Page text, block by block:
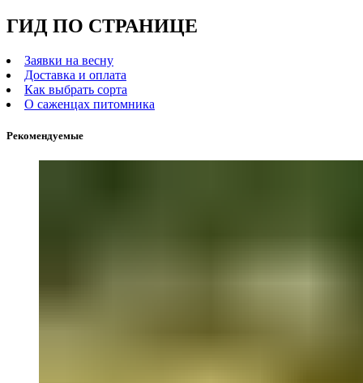
ГИД ПО СТРАНИЦЕ
Заявки на весну
Доставка и оплата
Как выбрать сорта
О саженцах питомника
Рекомендуемые